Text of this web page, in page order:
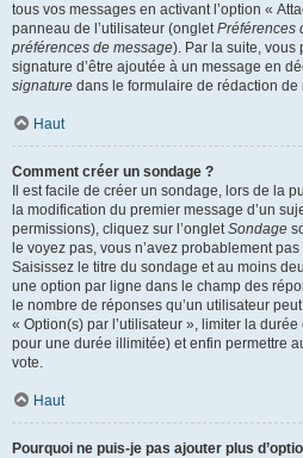
tous vos messages en activant l’option «
panneau de l’utilisateur (ongletPréférences
préférences de message). Par la suite, vous
signature d’être ajoutée à un message en
signature dans le formulaire de rédaction de
Haut
Comment créer un sondage ?
Il est facile de créer un sondage, lors de la
la modification du premier message d’un
permissions), cliquez sur l’ongletSondage
le voyez pas, vous n’avez probablement
Saisissez le titre du sondage et au moins
une option par ligne dans le champ des
le nombre de réponses qu’un utilisateur
« Option(s) par l’utilisateur », limiter la
pour une durée illimitée) et enfin permettre
vote.
Haut
Pourquoi ne puis-je pas ajouter plus